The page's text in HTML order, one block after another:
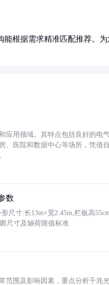
能根据需求精准匹配推荐。
应用领域。其特点包括良好的电
、医院和数据中心等场所，凭借
数
尺寸:长13m×宽2.45m,栏板高
尺寸及轴荷限值标准
范围及影响因素，重点分析千兆